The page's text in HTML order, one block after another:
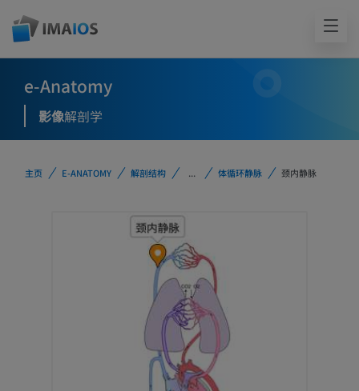
e-Anatomy
影像解剖学
主页 E-ANATOMY 解剖结构 ... 体循环静脉 颈内静脉